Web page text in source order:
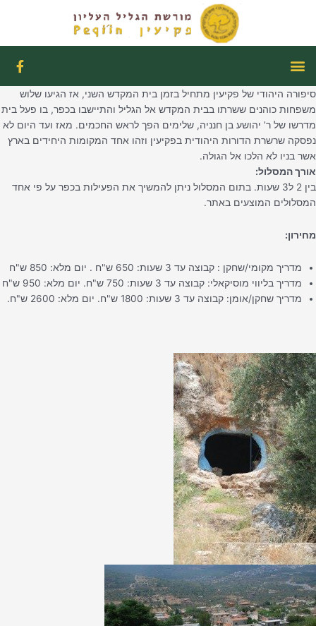
תפריט
F
a
c
e
b
o
o
k
סיפורה היהודי של פקיעין מתחיל בזמן בית המקדש השני, אז הגיעו שלוש
משפחות כוהנים ששרתו בבית המקדש אל הגליל והתיישבו בכפר, בו פעל בית
מדרשו של ר’ יהושע בן חנניה, שלימים הפך לראש החכמים. מאז ועד היום לא
נפסקה שרשרת הדורות היהודית בפקיעין וזהו אחד המקומות היחידים בארץ
אשר בניו לא הלכו אל הגולה.
אורך המסלול:
בין 2 ל3 שעות. בתום המסלול ניתן להמשיך את הפעילות בכפר על פי אחד
המסלולים המוצעים באתר.
מחירון:
מדריך מקומי/שחקן : קבוצה עד 3 שעות: 650 ש"ח . יום מלא: 850 ש"ח
מדריך בליווי מוסיקאלי: קבוצה עד 3 שעות: 750 ש"ח. יום מלא: 950 ש"ח
מדריך שחקן/אומן: קבוצה עד 3 שעות: 1800 ש"ח. יום מלא: 2600 ש"ח.